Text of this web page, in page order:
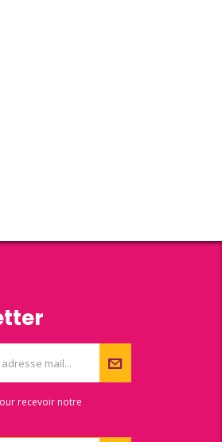
recevoir notre